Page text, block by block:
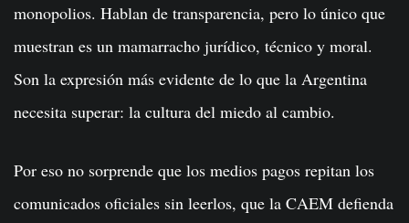
monopolios. Hablan de transparencia, pero lo único que
muestran es un mamarracho jurídico, técnico y moral.
Son la expresión más evidente de lo que la Argentina
necesita superar: la cultura del miedo al cambio.
Por eso no sorprende que los medios pagos repitan los
comunicados oficiales sin leerlos, que la CAEM defienda